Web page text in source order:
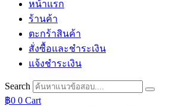
หน้าแรก
ร้านค้า
ตะกร้าสินค้า
สั่งซื้อและชำระเงิน
แจ้งชำระเงิน
Search
฿0 0 Cart